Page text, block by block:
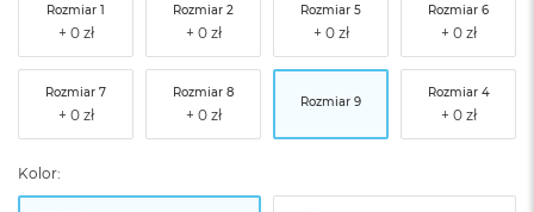
Rozmiar 1 Rozmiar 2 Rozmiar 5 Rozmiar 6
Rozmiar 7 Rozmiar 8
Rozmiar 9
Rozmiar 4
Kolor: